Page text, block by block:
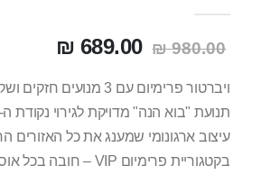
980.00 ₪
689.00 ₪
ויברטור פרימיום עם 3
בקטגוריית פרימיום VIP – חובה בכל אוסף אינטימי.